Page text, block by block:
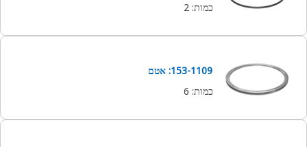
כמות:
2
153-1109: אטם
כמות:
6